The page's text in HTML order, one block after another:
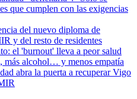
que cumplen con las exigencias
del nuevo diploma de
y del resto de residentes
el 'burnout' lleva a peor salud
más alcohol… y menos empatía
abra la puerta a recuperar Vigo